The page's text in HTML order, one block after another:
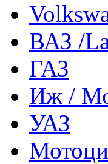
ВАЗ /
ГАЗ
Иж /
УАЗ